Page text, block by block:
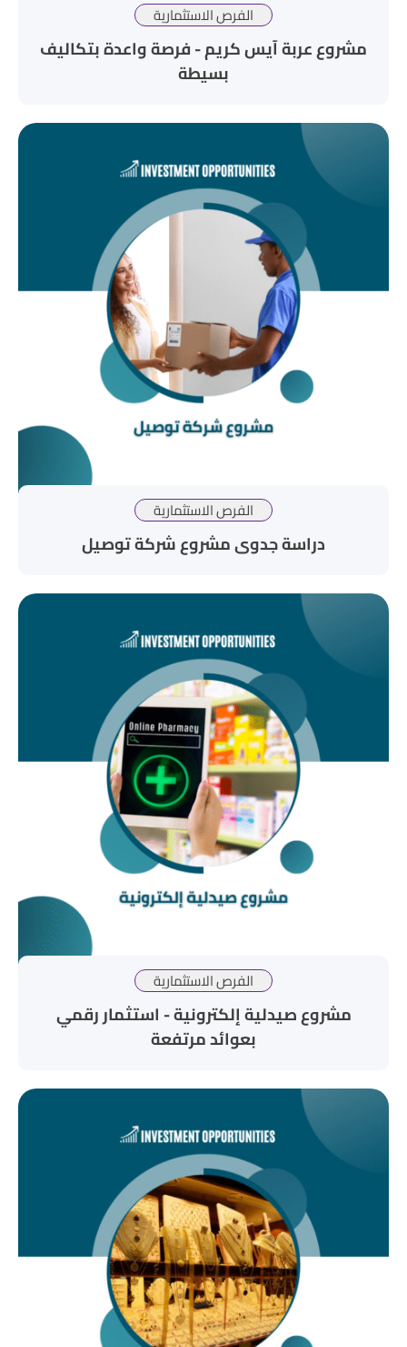
الفرص الاستثمارية
مشروع عربة آيس كريم - فرصة واعدة بتكاليف
بسيطة
الفرص الاستثمارية
دراسة جدوى مشروع شركة توصيل
الفرص الاستثمارية
مشروع صيدلية إلكترونية - استثمار رقمي
بعوائد مرتفعة